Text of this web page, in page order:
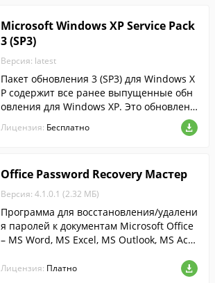
Microsoft Windows XP Service Pack
3 (SP3)
Версия: latest
Пакет обновления 3 (SP3) для Windows X
P содержит все ранее выпущенные обн
овления для Windows XP. Это обновлени
е также включает несколько новых функ
ций, которые не вносят значительных и
Лицензия: Бесплатно
Office Password Recovery Мастер
Версия: 4.1.0.1 (2.32 МБ)
Программа для восстановления/удалени
я паролей к документам Microsoft Office
– MS Word, MS Excel, MS Outlook, MS Acc
Лицензия: Платно